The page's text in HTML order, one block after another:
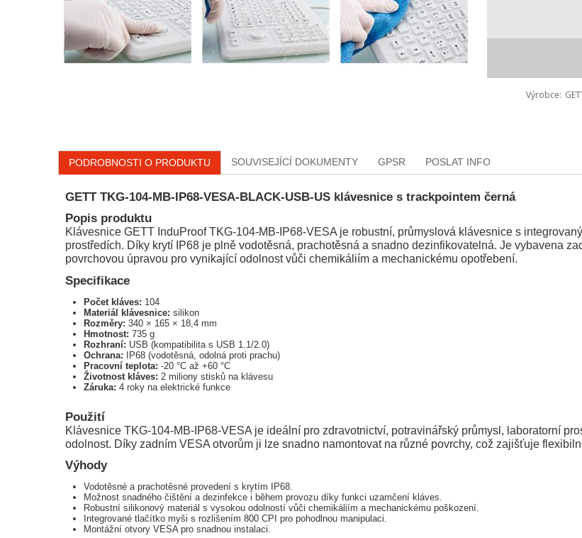
Výrobce
PODROBNOSTI O PRODUKTU SOUVISEJÍCÍ DOKUMENTY GPSR POSLAT INFO
GETT TKG-104-MB-IP68-VESA-BLACK-USB-US klávesnice s trackpointem černá
Popis produktu
Klávesnice GETT InduProof TKG-104-MB-IP68-VESA je robustní, průmyslová klávesnice s
prostředích. Díky krytí IP68 je plně vodotěsná, prachotěsná a snadno dezinfikovatelná. Je vybavena
povrchovou úpravou pro vynikající odolnost vůči chemikáliím a mechanickému opotřebení.
Specifikace
Počet kláves: 104
Materiál klávesnice: silikon
Rozměry: 340 × 165 × 18,4 mm
Hmotnost: 735 g
Rozhraní: USB (kompatibilita s USB 1.1/2.0)
Ochrana: IP68 (vodotěsná, odolná proti prachu)
Pracovní teplota: -20 °C až +60 °C
Životnost kláves: 2 miliony stisků na klávesu
Záruka: 4 roky na elektrické funkce
Použití
Klávesnice TKG-104-MB-IP68-VESA je ideální pro zdravotnictví, potravinářský průmysl, laboratorní
odolnost. Díky zadním VESA otvorům ji lze snadno namontovat na různé povrchy, což zajišťuje
Výhody
Vodotěsné a prachotěsné provedení s krytím IP68.
Možnost snadného čištění a dezinfekce i během provozu díky funkci uzamčení kláves.
Robustní silikonový materiál s vysokou odolností vůči chemikáliím a mechanickému poškození.
Integrované tlačítko myši s rozlišením 800 CPI pro pohodlnou manipulaci.
Montážní otvory VESA pro snadnou instalaci.